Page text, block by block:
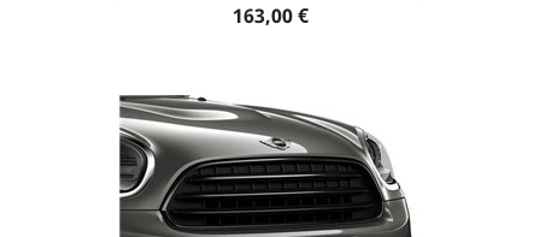
Prix
163,00 €